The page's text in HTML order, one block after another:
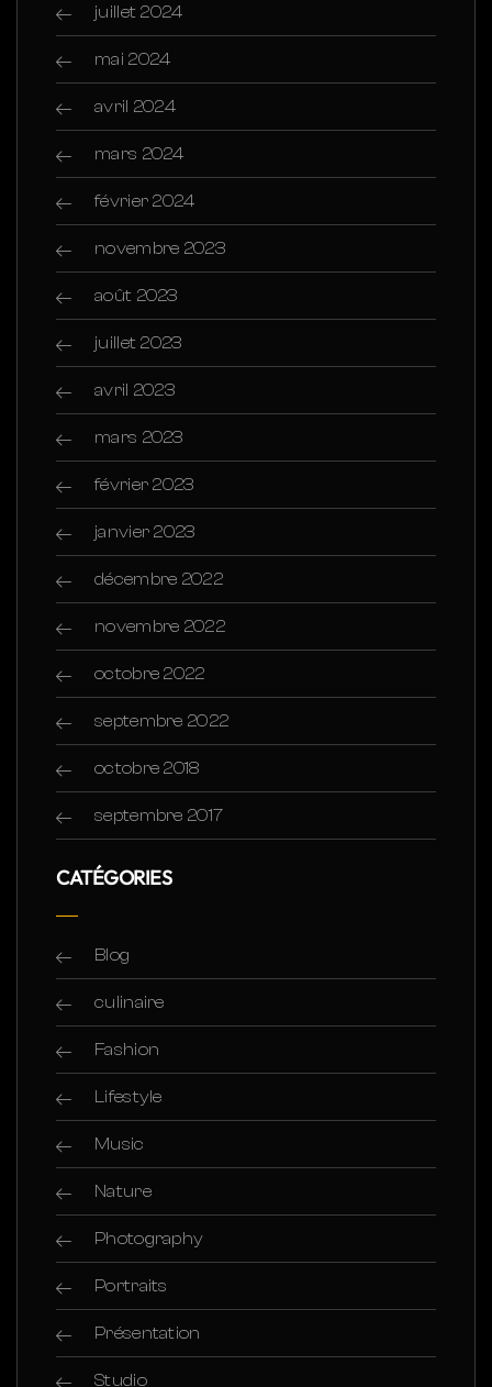
juillet 2024
mai 2024
avril 2024
mars 2024
février 2024
novembre 2023
août 2023
juillet 2023
avril 2023
mars 2023
février 2023
janvier 2023
décembre 2022
novembre 2022
octobre 2022
septembre 2022
octobre 2018
septembre 2017
CATÉGORIES
Blog
culinaire
Fashion
Lifestyle
Music
Nature
Photography
Portraits
Présentation
Studio